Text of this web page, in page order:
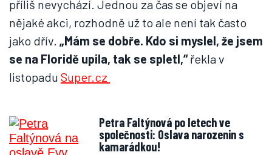
příliš nevychází. Jednou za čas se objeví na
nějaké akci, rozhodně už to ale není tak často
jako dřív. „Mám se dobře. Kdo si myslel, že jsem
se na Floridě upila, tak se spletl,“řekla v
listopadu Super.cz
Petra Faltýnová po letech ve
společnosti: Oslava narozenin s
kamarádkou!